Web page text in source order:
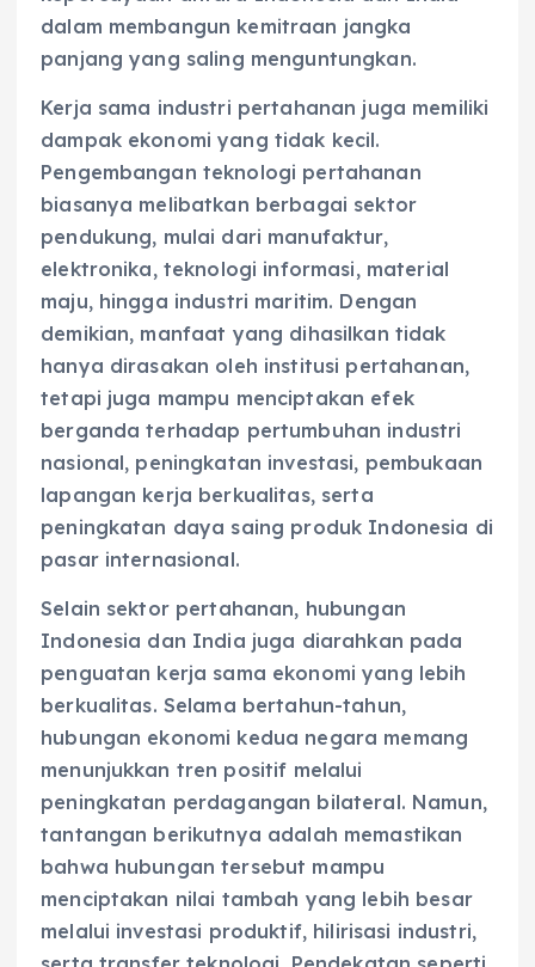
dalam membangun kemitraan jangka
panjang yang saling menguntungkan.
Kerja sama industri pertahanan juga memiliki
dampak ekonomi yang tidak kecil.
Pengembangan teknologi pertahanan
biasanya melibatkan berbagai sektor
pendukung, mulai dari manufaktur,
elektronika, teknologi informasi, material
maju, hingga industri maritim. Dengan
demikian, manfaat yang dihasilkan tidak
hanya dirasakan oleh institusi pertahanan,
tetapi juga mampu menciptakan efek
berganda terhadap pertumbuhan industri
nasional, peningkatan investasi, pembukaan
lapangan kerja berkualitas, serta
peningkatan daya saing produk Indonesia di
pasar internasional.
Selain sektor pertahanan, hubungan
Indonesia dan India juga diarahkan pada
penguatan kerja sama ekonomi yang lebih
berkualitas. Selama bertahun-tahun,
hubungan ekonomi kedua negara memang
menunjukkan tren positif melalui
peningkatan perdagangan bilateral. Namun,
tantangan berikutnya adalah memastikan
bahwa hubungan tersebut mampu
menciptakan nilai tambah yang lebih besar
melalui investasi produktif, hilirisasi industri,